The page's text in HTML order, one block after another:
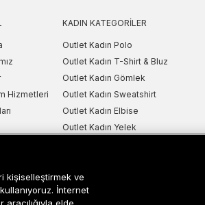
Hizmetleri
KADIN KATEGORILER
Outlet Kadın Polo
Outlet Kadın T-Shirt & Bluz
Outlet Kadın Gömlek
Outlet Kadın Sweatshirt
Outlet Kadın Elbise
Outlet Kadın Yelek
Outlet Kadın Çanta & Cüzdan
kişiselleştirmek ve
İnternet